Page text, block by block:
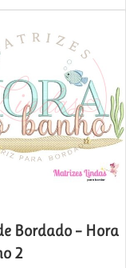
Bordado – Hora
2